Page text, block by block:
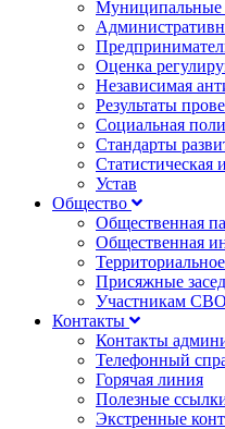
Муниципальные
Оценка
Независимая
Результаты
Социальная
Стандарты
Статистическая
Устав
Общество
Общественная
Общественная
Присяжные
Участникам СВО
Контакты
Контакты
Телефонный
Горячая линия
Полезные
Экстренные